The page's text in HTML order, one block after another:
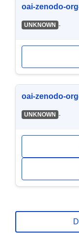
oai-zenodo-
UNKNOWN -
oai-zenodo-
UNKNOWN -